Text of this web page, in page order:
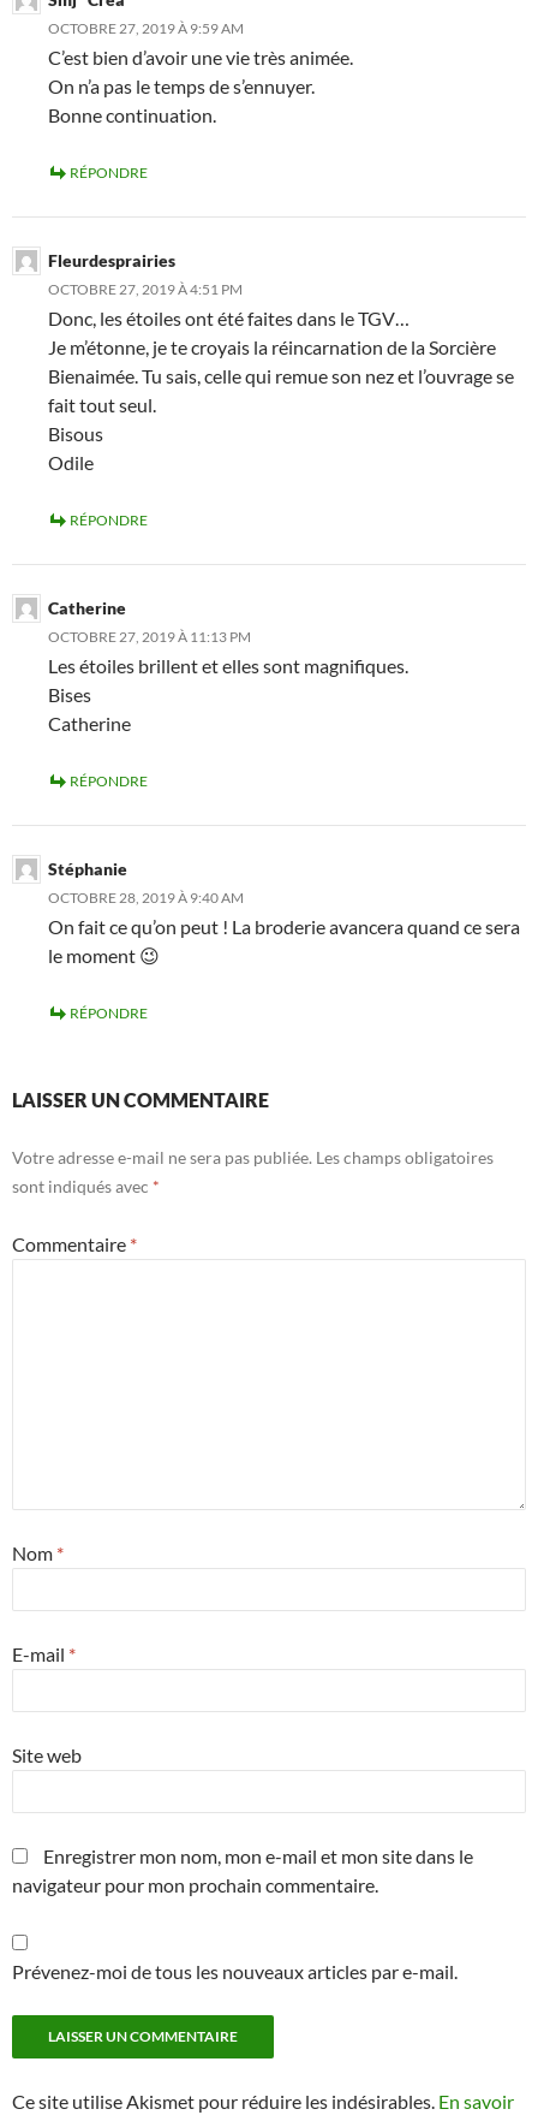
OCTOBRE 27, 2019 À 9:59 AM
C’est bien d’avoir une vie très animée.
On n’a pas le temps de s’ennuyer.
Bonne continuation.
RÉPONDRE
Fleurdesprairies
OCTOBRE 27, 2019 À 4:51 PM
Donc, les étoiles ont été faites dans le TGV…
Je m’étonne, je te croyais la réincarnation de la Sorcière
Bienaimée. Tu sais, celle qui remue son nez et l’ouvrage se
fait tout seul.
Bisous
Odile
RÉPONDRE
Catherine
OCTOBRE 27, 2019 À 11:13 PM
Les étoiles brillent et elles sont magnifiques.
Bises
Catherine
RÉPONDRE
Stéphanie
OCTOBRE 28, 2019 À 9:40 AM
On fait ce qu’on peut ! La broderie avancera quand ce sera
le moment 😉
RÉPONDRE
LAISSER UN COMMENTAIRE
Votre adresse e-mail ne sera pas publiée. Les champs obligatoires
sont indiqués avec *
Commentaire *
Nom *
E-mail *
Site web
Enregistrer mon nom, mon e-mail et mon site dans le
navigateur pour mon prochain commentaire.
Prévenez-moi de tous les nouveaux articles par e-mail.
Ce site utilise Akismet pour réduire les indésirables. En savoir